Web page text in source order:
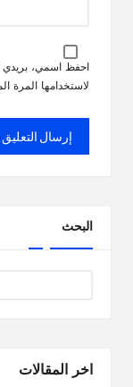
احفظ اسمي، بريدي
لاستخدامها المرة
البحث
اخر المقالات